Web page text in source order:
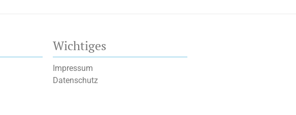
Wichtiges
Impressum
Datenschutz